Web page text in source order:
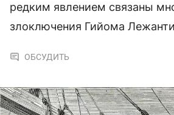
редким явлением связаны
злоключения Гийома
ОБСУДИТЬ